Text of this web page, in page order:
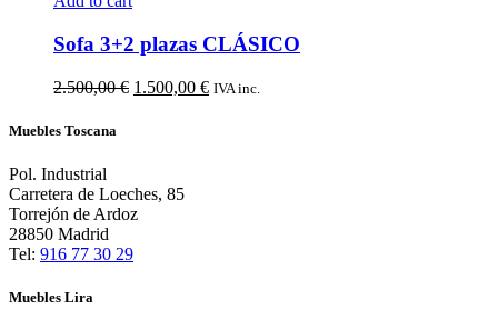
Sofa 3+2 plazas CLÁSICO
2.500,00€ El1.500,00 €ElIVA inc.
Muebles Toscana
Pol. Industrial
Carretera de Loeches, 85
Torrejón de Ardoz
28850 Madrid
Tel: 916 77 30 29
Muebles Lira